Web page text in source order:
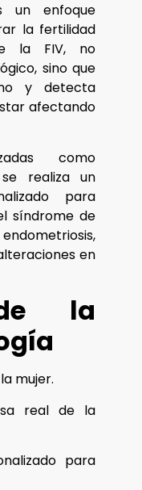
un enfoque
la fertilidad
la FIV, no
sino que
y detecta
afectando
como
se realiza un
para
síndrome de
en
la
mujer.
real de la
para